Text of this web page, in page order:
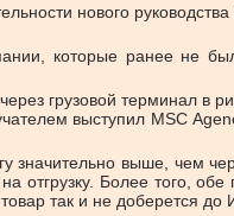
нового
которые ранее не
грузовой терминал в
выступил MSC
значительно выше, чем
отгрузку. Более того,
так и не доберется